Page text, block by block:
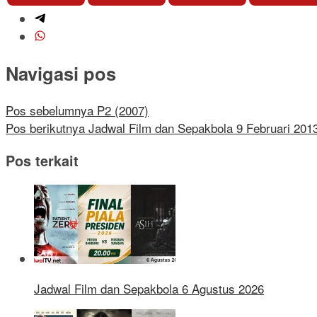
Navigasi pos
Pos sebelumnya P2 (2007)
Pos berikutnya Jadwal Film dan Sepakbola 9 Februari
Pos terkait
Jadwal Film dan Sepakbola 6 Agustus 2026